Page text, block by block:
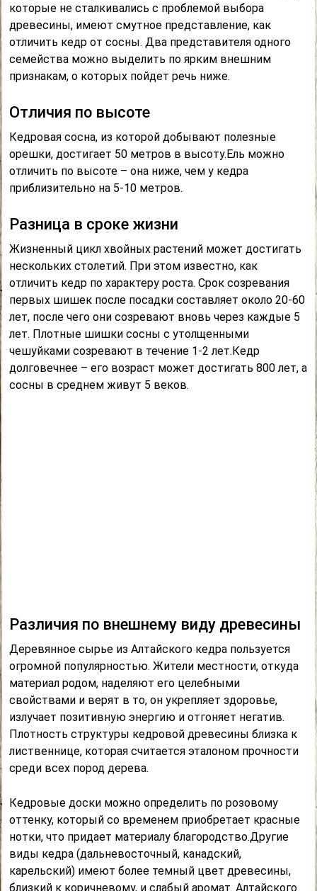
которые не сталкивались с проблемой выбора
древесины, имеют смутное представление, как
отличить кедр от сосны. Два представителя одного
семейства можно выделить по ярким внешним
признакам, о которых пойдет речь ниже.
Отличия по высоте
Кедровая сосна, из которой добывают полезные
орешки, достигает 50 метров в высоту.Ель можно
отличить по высоте – она ниже, чем у кедра
приблизительно на 5-10 метров.
Разница в сроке жизни
Жизненный цикл хвойных растений может достигать
нескольких столетий. При этом известно, как
отличить кедр по характеру роста. Срок созревания
первых шишек после посадки составляет около 20-60
лет, после чего они созревают вновь через каждые 5
лет. Плотные шишки сосны с утолщенными
чешуйками созревают в течение 1-2 лет.Кедр
долговечнее – его возраст может достигать 800 лет, а
сосны в среднем живут 5 веков.
Различия по внешнему виду древесины
Деревянное сырье из Алтайского кедра пользуется
огромной популярностью. Жители местности, откуда
материал родом, наделяют его целебными
свойствами и верят в то, он укрепляет здоровье,
излучает позитивную энергию и отгоняет негатив.
Плотность структуры кедровой древесины близка к
лиственнице, которая считается эталоном прочности
среди всех пород дерева.
Кедровые доски можно определить по розовому
оттенку, который со временем приобретает красные
нотки, что придает материалу благородство.Другие
виды кедра (дальневосточный, канадский,
карельский) имеют более темный цвет древесины,
близкий к коричневому, и слабый аромат. Алтайского